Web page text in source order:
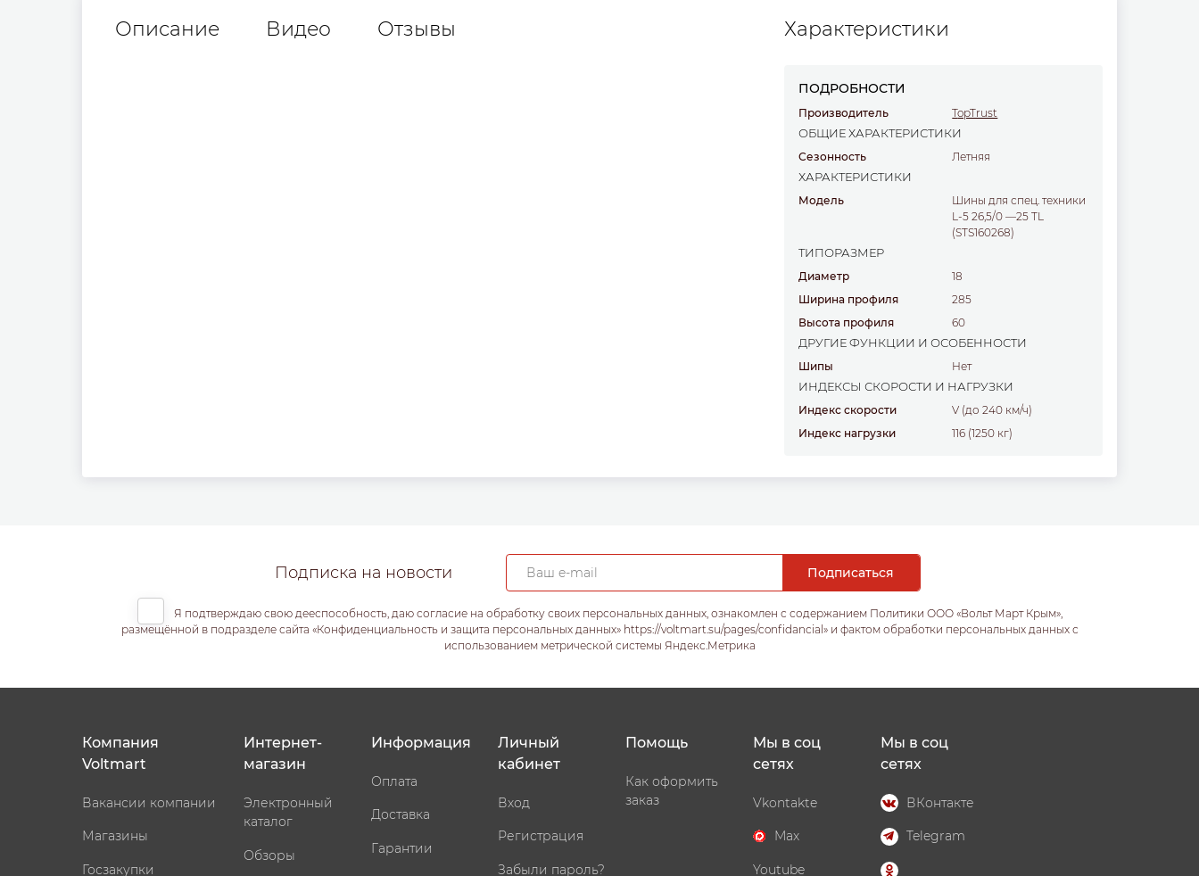
Описание Видео Отзывы Характеристики
ПОДРОБНОСТИ
Производитель TopTrust
ОБЩИЕ ХАРАКТЕРИСТИКИ
Сезонность Летняя
ХАРАКТЕРИСТИКИ
Модель
Шины для спец. техники
L-5 26,5/0 —25 TL
(STS160268)
ТИПОРАЗМЕР
Диаметр
18
Ширина профиля
285
Высота профиля
60
ДРУГИЕ ФУНКЦИИ И ОСОБЕННОСТИ
Шипы Нет
ИНДЕКСЫ СКОРОСТИ И НАГРУЗКИ
Индекс скорости
V (до 240 км/ч)
Индекс нагрузки
116 (1250 кг)
Подписка на новости
Я подтверждаю свою дееспособность, даю согласие на обработку своих персональных данных, ознакомлен с содержанием Политики ООО «Вольт Март Крым»,
размещённой в подразделе сайта «Конфиденциальность и защита персональных данных» https://voltmart.su/pages/confidancial» и фактом обработки персональных данных с
использованием метрической системы Яндекс.Метрика
Компания
Voltmart
Вакансии компании
Магазины
Госзакупки
Интернет-
магазин
Электронный
каталог
Обзоры
Информация
Оплата
Доставка
Гарантии
Личный
кабинет
Вход
Регистрация
Забыли пароль?
Помощь
Как оформить
заказ
Мы в соц
сетях
Vkontakte
Max
Youtube
Мы в соц
сетях
ВКонтакте
Telegram